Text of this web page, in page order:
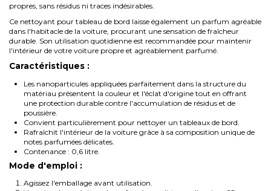
propres, sans résidus ni traces indésirables.
Ce nettoyant pour tableau de bord laisse également un parfum agréable
dans l'habitacle de la voiture, procurant une sensation de fraîcheur
durable. Son utilisation quotidienne est recommandée pour maintenir
l'intérieur de votre voiture propre et agréablement parfumé.
Caractéristiques :
Les nanoparticules appliquées parfaitement dans la structure du
matériau présentent la couleur et l'éclat d'origine tout en offrant
une protection durable contre l'accumulation de résidus et de
poussière.
Convient particulièrement pour nettoyer un tableaux de bord.
Rafraîchit l'intérieur de la voiture grâce à sa composition unique de
notes parfumées délicates.
Contenance : 0,6 litre.
Mode d'emploi :
Agissez l'emballage avant utilisation.